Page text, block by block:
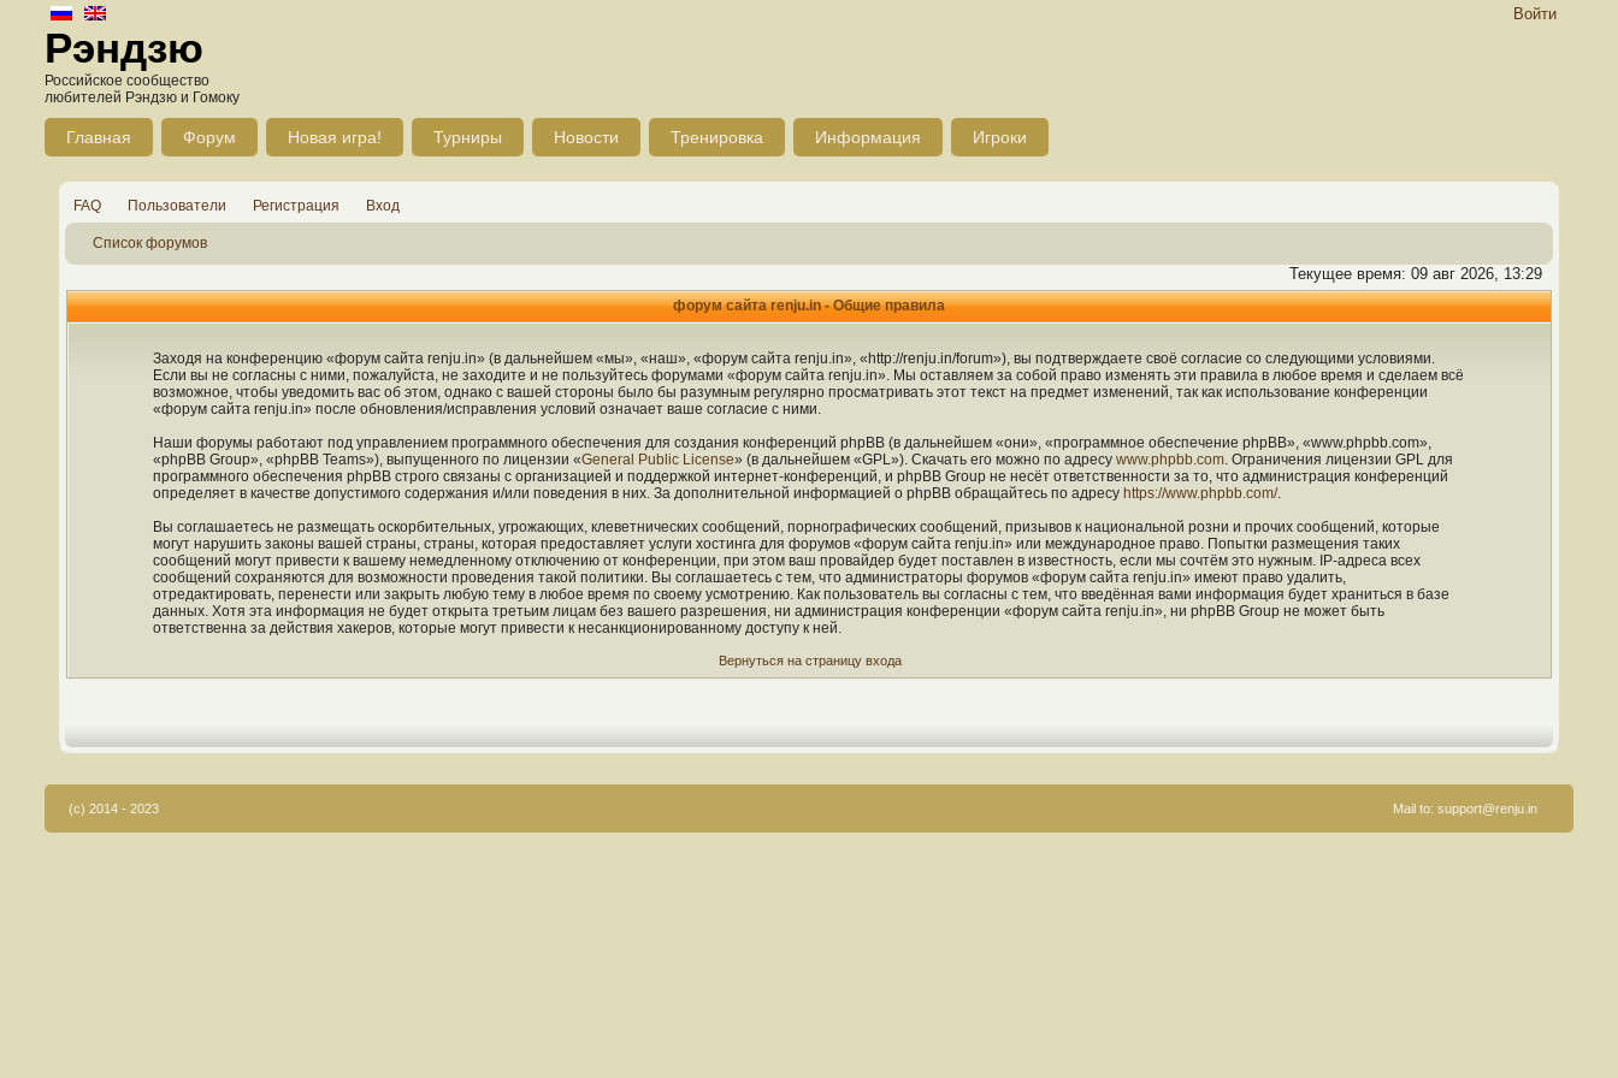
Войти
Рэндзю
Российское сообщество
любителей Рэндзю и Гомоку
Главная Форум Новая игра! Турниры Новости Тренировка Информация Игроки
FAQ Пользователи Регистрация Вход
Список форумов
Текущее время: 09 авг 2026, 13:29
форум сайта renju.in - Общие правила
Заходя на конференцию «форум сайта renju.in» (в дальнейшем «мы», «наш», «форум сайта renju.in», «http://renju.in/forum»), вы подтверждаете своё согласие со следующими условиями.
Если вы не согласны с ними, пожалуйста, не заходите и не пользуйтесь форумами «форум сайта renju.in». Мы оставляем за собой право изменять эти правила в любое время и сделаем всё
возможное, чтобы уведомить вас об этом, однако с вашей стороны было бы разумным регулярно просматривать этот текст на предмет изменений, так как использование конференции
«форум сайта renju.in» после обновления/исправления условий означает ваше согласие с ними.
Наши форумы работают под управлением программного обеспечения для создания конференций phpBB (в дальнейшем «они», «программное обеспечение phpBB», «www.phpbb.com»,
«phpBB Group», «phpBB Teams»), выпущенного по лицензии «General Public License» (в дальнейшем «GPL»). Скачать его можно по адресу www.phpbb.com. Ограничения лицензии GPL для
программного обеспечения phpBB строго связаны с организацией и поддержкой интернет-конференций, и phpBB Group не несёт ответственности за то, что администрация конференций
определяет в качестве допустимого содержания и/или поведения в них. За дополнительной информацией о phpBB обращайтесь по адресу https://www.phpbb.com/.
Вы соглашаетесь не размещать оскорбительных, угрожающих, клеветнических сообщений, порнографических сообщений, призывов к национальной розни и прочих сообщений, которые
могут нарушить законы вашей страны, страны, которая предоставляет услуги хостинга для форумов «форум сайта renju.in» или международное право. Попытки размещения таких
сообщений могут привести к вашему немедленному отключению от конференции, при этом ваш провайдер будет поставлен в известность, если мы сочтём это нужным. IP-адреса всех
сообщений сохраняются для возможности проведения такой политики. Вы соглашаетесь с тем, что администраторы форумов «форум сайта renju.in» имеют право удалить,
отредактировать, перенести или закрыть любую тему в любое время по своему усмотрению. Как пользователь вы согласны с тем, что введённая вами информация будет храниться в базе
данных. Хотя эта информация не будет открыта третьим лицам без вашего разрешения, ни администрация конференции «форум сайта renju.in», ни phpBB Group не может быть
ответственна за действия хакеров, которые могут привести к несанкционированному доступу к ней.
Вернуться на страницу входа
(c) 2014 - 2023 Mail to: support@renju.in